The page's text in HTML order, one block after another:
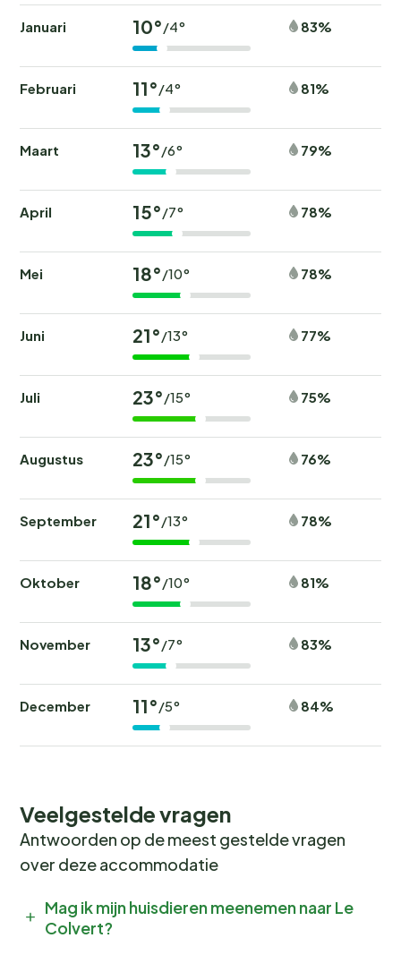
Januari 10°/4° 83%
Februari 11°/4° 81%
Maart 13°/6° 79%
April 15°/7° 78%
Mei 18°/10° 78%
Juni 21°/13° 77%
Juli 23°/15° 75%
Augustus 23°/15° 76%
September 21°/13° 78%
Oktober 18°/10° 81%
November 13°/7° 83%
December 11°/5° 84%
Veelgestelde vragen
Antwoorden op de meest gestelde vragen
over deze accommodatie
Mag ik mijn huisdieren meenemen naar Le
Colvert?